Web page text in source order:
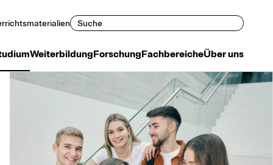
WeiterbildungForschungFachbereicheÜber uns
Suchen